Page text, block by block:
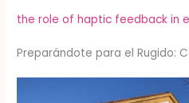
the role of haptic feedback in
Preparándote para el Rugido: